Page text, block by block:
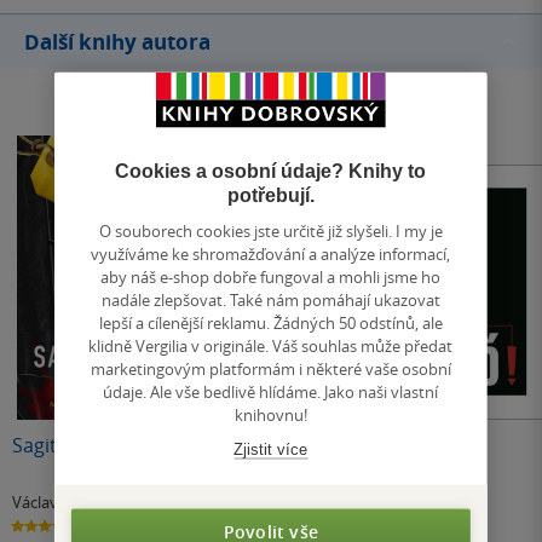
Další knihy autora
Sagittarius
Václav Křivanec
4.9
z
Malíček
Cookies a osobní údaje? Knihy to
potřebují.
O souborech cookies jste určitě již slyšeli. I my je
využíváme ke shromažďování a analýze informací,
aby náš e-shop dobře fungoval a mohli jsme ho
nadále zlepšovat. Také nám pomáhají ukazovat
lepší a cílenější reklamu. Žádných 50 odstínů, ale
klidně Vergilia v originále. Váš souhlas může předat
marketingovým platformám i některé vaše osobní
údaje. Ale vše bedlivě hlídáme. Jako naši vlastní
knihovnu!
Zjistit více
Povolit vše